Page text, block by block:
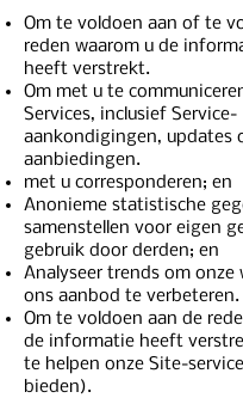
Om te voldoen aan of te
reden waarom u de
heeft verstrekt.
Om met u te
Services, inclusief Service-
aankondigingen, updates
aanbiedingen.
met u corresponderen; en
Anonieme statistische
samenstellen voor eigen
gebruik door derden; en
Analyseer trends om onze
ons aanbod te verbeteren.
Om te voldoen aan de
de informatie heeft
te helpen onze Site-
bieden).